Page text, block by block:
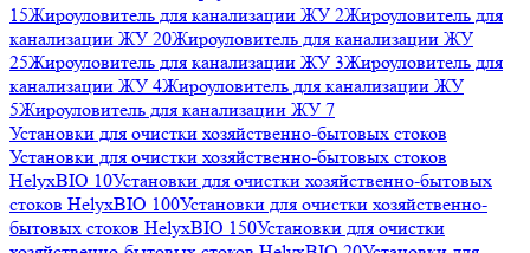
15Жироуловитель для канализации ЖУ 2Жироуловитель для
канализации ЖУ 20Жироуловитель для канализации ЖУ
25Жироуловитель для канализации ЖУ 3Жироуловитель для
канализации ЖУ 4Жироуловитель для канализации ЖУ
5Жироуловитель для канализации ЖУ 7
Установки для очистки хозяйственно-бытовых стоков
Установки для очистки хозяйственно-бытовых стоков
HelyxBIO 10Установки для очистки хозяйственно-бытовых
стоков HelyxBIO 100Установки для очистки хозяйственно-
бытовых стоков HelyxBIO 150Установки для очистки